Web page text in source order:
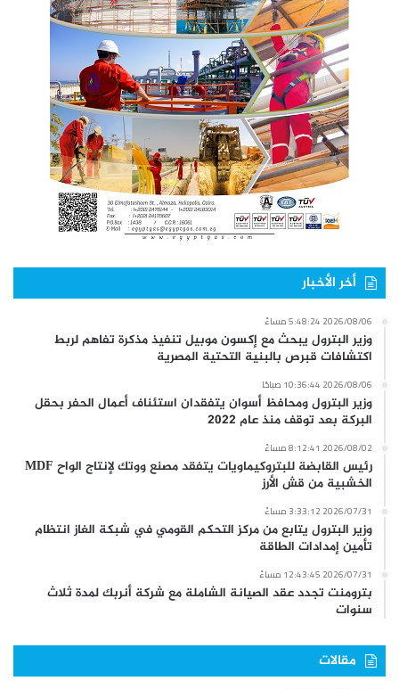
أخر الأخبار
2026/08/06 5:48:24 مساءً
وزير البترول يبحث مع إكسون موبيل تنفيذ مذكرة تفاهم لربط
اكتشافات قبرص بالبنية التحتية المصرية
2026/08/06 10:36:44 صباحًا
وزير البترول ومحافظ أسوان يتفقدان استئناف أعمال الحفر بحقل
البركة بعد توقف منذ عام 2022
2026/08/02 8:12:41 مساءً
رئيس القابضة للبتروكيماويات يتفقد مصنع ووتك لإنتاج الواح MDF
الخشبية من قش الأرز
2026/07/31 3:33:12 مساءً
وزير البترول يتابع من مركز التحكم القومي في شبكة الغاز انتظام
تأمين إمدادات الطاقة
2026/07/31 12:43:45 مساءً
بترومنت تجدد عقد الصيانة الشاملة مع شركة أنربك لمدة ثلاث
سنوات
مقالات